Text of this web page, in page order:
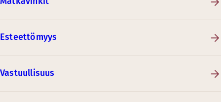
Esteettömyys
Vastuullisuus